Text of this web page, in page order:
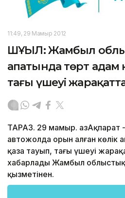
11:49, 29 Мамыр 2012
ШҰҒЫЛ: Жамбыл
апатында төрт адам
тағы үшеуі
ТАРАЗ. 29 мамыр.
автожолда орын алған көлік
қаза тауып, тағы үшеуі
хабарлады Жамбыл облыстық
қызметінен.